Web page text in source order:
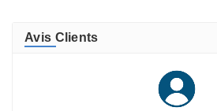
Avis Clients